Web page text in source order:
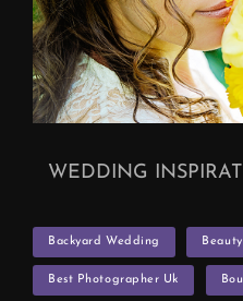
WEDDING
TAGS
Backyard Wedding
Best Photographer Uk